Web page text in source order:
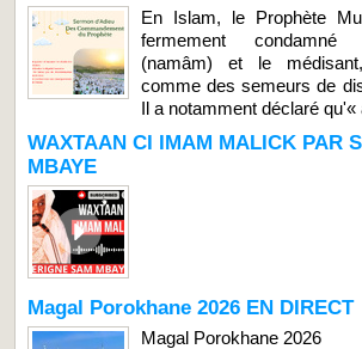
En Islam, le Prophète
fermement condamné
(namâm) et le
comme des semeurs de
Il a notamment déclaré qu'«
WAXTAAN CI IMAM MALICK PAR
MBAYE
Magal Porokhane 2026 EN DIRECT
Magal Porokhane 2026